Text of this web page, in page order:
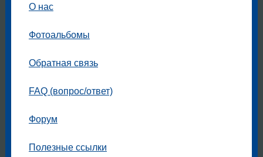
О нас
Фотоальбомы
Обратная связь
FAQ (вопрос/ответ)
Форум
Полезные ссылки